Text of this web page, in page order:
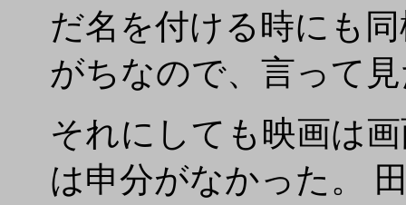
だ名を付ける時にも
がちなので、言って
それにしても映画は
は申分がなかった。